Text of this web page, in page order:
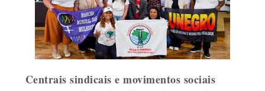
Centrais sindicais e movimentos sociais